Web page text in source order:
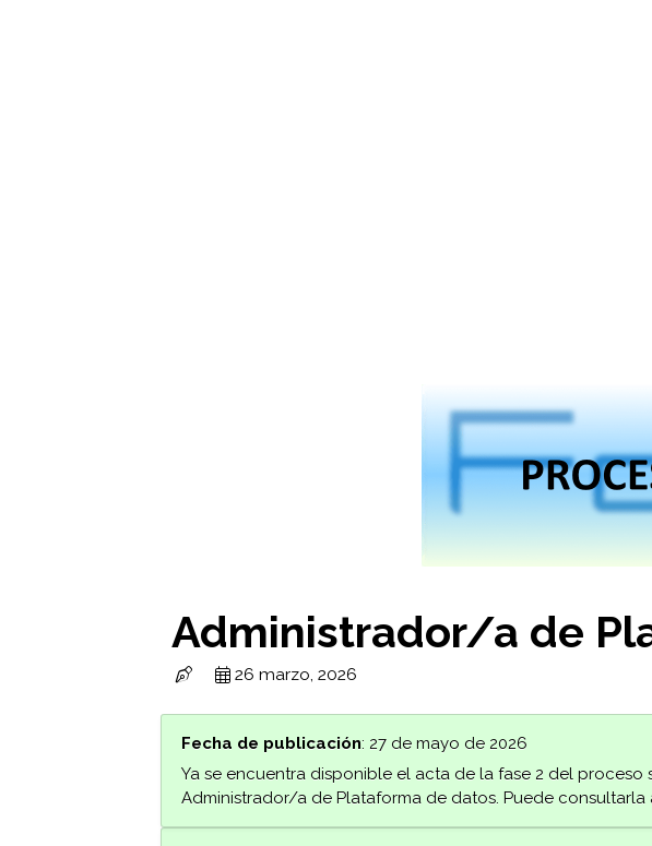
Administrador/a de
26 marzo, 2026
Fecha de publicación: 27 de mayo de 2026
Ya se encuentra disponible el acta de la fase 2 del proceso
Administrador/a de Plataforma de datos. Puede consultarla